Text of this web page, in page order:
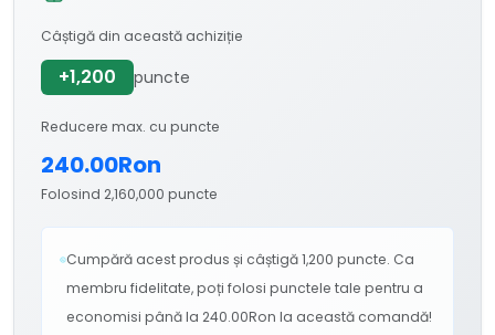
Câștigă din această achiziție
+1,200 puncte
Reducere max. cu puncte
240.00Ron
Folosind 2,160,000 puncte
Cumpără acest produs și câștigă 1,200 puncte. Ca
membru fidelitate, poți folosi punctele tale pentru a
economisi până la 240.00Ron la această comandă!